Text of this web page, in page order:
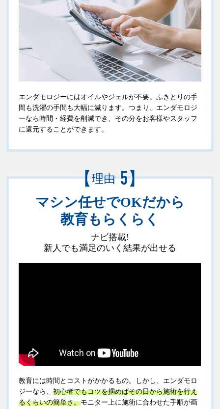
エンダモロジーにはオイルやジェルが不要。ふきとりの手
間も洗濯の手間も大幅に減ります。つまり、エンダモロジ
ーなら時間・経費を削減でき
、その分をお客様やスタッフ
に還元することができます。
【理由 5】
マシン任せでOKだから
教育もらくらく
ナビ搭載!
新人でも満足のいく結果が出せる
教育には時間とコストがかかるもの。しかし、エンダモロ
ジーなら、初心者でもコツを掴めばその日から施術を行え
るくらいの簡単さ。モニター上に施術に合わせた手順が画